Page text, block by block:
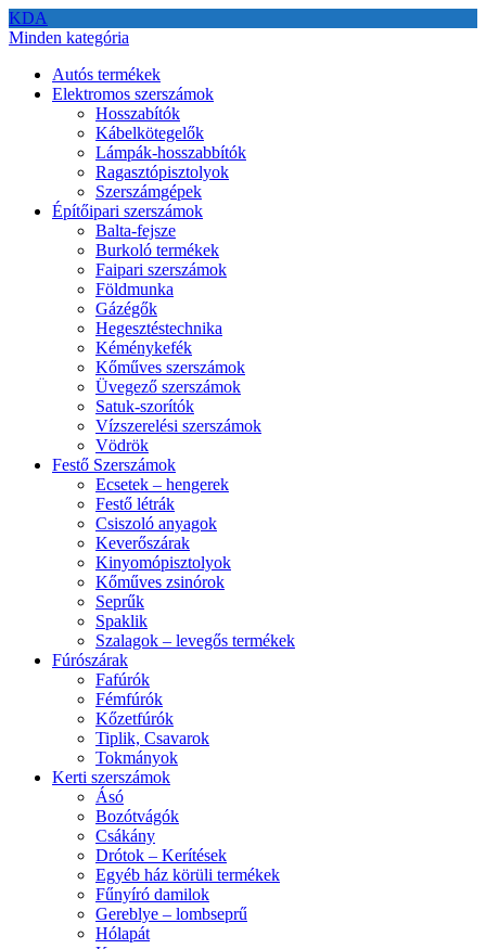
KDA
Minden kategória
Autós termékek
Elektromos szerszámok
Hosszabítók
Kábelkötegelők
Lámpák-hosszabbítók
Ragasztópisztolyok
Szerszámgépek
Építőipari szerszámok
Balta-fejsze
Burkoló termékek
Faipari szerszámok
Földmunka
Gázégők
Hegesztéstechnika
Kéménykefék
Kőműves szerszámok
Üvegező szerszámok
Satuk-szorítók
Vízszerelési szerszámok
Vödrök
Festő Szerszámok
Ecsetek – hengerek
Festő létrák
Csiszoló anyagok
Keverőszárak
Kinyomópisztolyok
Kőműves zsinórok
Seprűk
Spaklik
Szalagok – levegős termékek
Fúrószárak
Fafúrók
Fémfúrók
Kőzetfúrók
Tiplik, Csavarok
Tokmányok
Kerti szerszámok
Ásó
Bozótvágók
Csákány
Drótok – Kerítések
Egyéb ház körüli termékek
Fűnyíró damilok
Gereblye – lombseprű
Hólapát